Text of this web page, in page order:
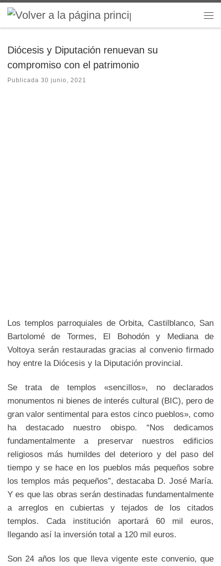
Saltar al contenido
Diócesis y Diputación renuevan su
compromiso con el patrimonio
Publicada 30 junio, 2021
Los templos parroquiales de Orbita, Castilblanco, San
Bartolomé de Tormes, El Bohodón y Mediana de
Voltoya serán restauradas gracias al convenio firmado
hoy entre la Diócesis y la Diputación provincial.
Se trata de templos «sencillos», no declarados
monumentos ni bienes de interés cultural (BIC), pero de
gran valor sentimental para estos cinco pueblos», como
ha destacado nuestro obispo. “Nos dedicamos
fundamentalmente a preservar nuestros edificios
religiosos más humildes del deterioro y del paso del
tiempo y se hace en los pueblos más pequeños sobre
los templos más pequeños”, destacaba D. José María.
Y es que las obras serán destinadas fundamentalmente
a arreglos en cubiertas y tejados de los citados
templos. Cada institución aportará 60 mil euros,
llegando así la inversión total a 120 mil euros.
Son 24 años los que lleva vigente este convenio, que